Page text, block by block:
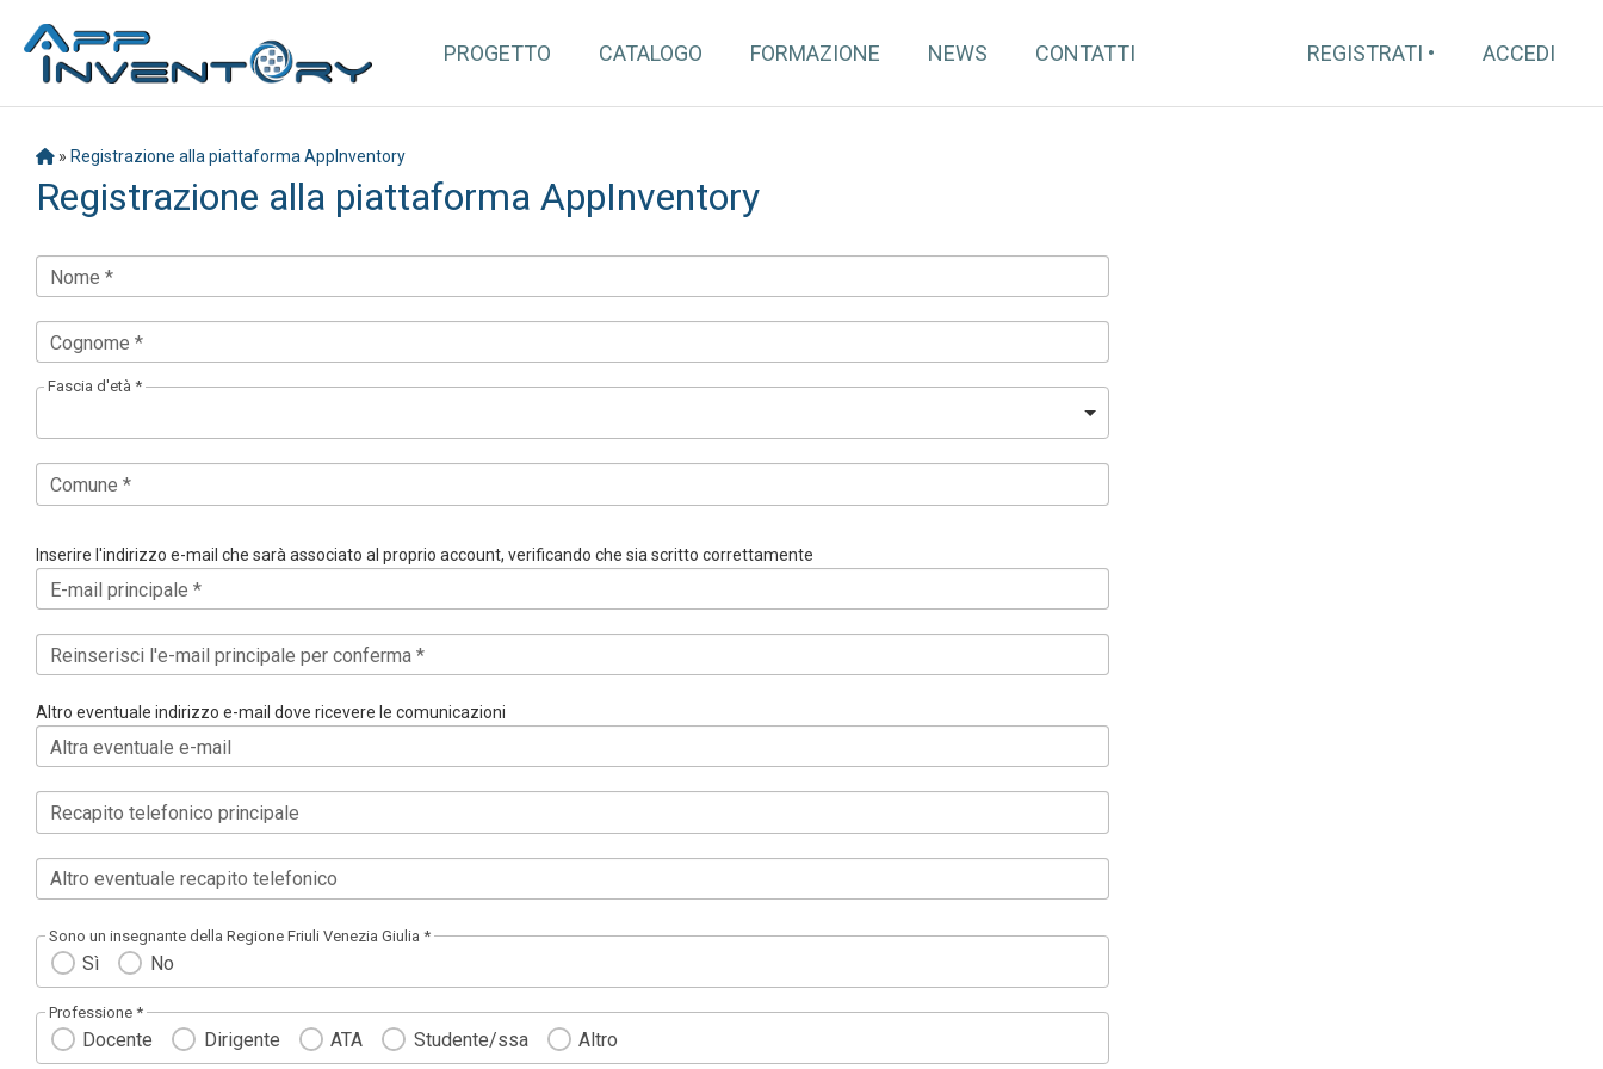
PROGETTO CATALOGO FORMAZIONE NEWS CONTATTI REGISTRATI ACCEDI
» Registrazione alla piattaforma AppInventory
Registrazione alla piattaforma AppInventory
Nome *
Cognome *
Fascia d'età *
Comune *
Inserire l'indirizzo e-mail che sarà associato al proprio account, verificando che sia scritto correttamente
E-mail principale *
Reinserisci l'e-mail principale per conferma *
Altro eventuale indirizzo e-mail dove ricevere le comunicazioni
Altra eventuale e-mail
Recapito telefonico principale
Altro eventuale recapito telefonico
Sono un insegnante della Regione Friuli Venezia Giulia *
Sì No
Professione *
Docente Dirigente ATA Studente/ssa Altro